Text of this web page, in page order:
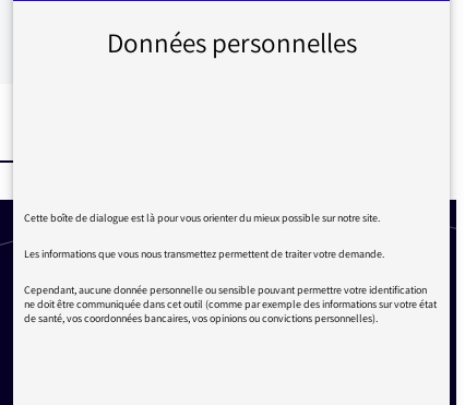
Données personnelles
Cette boîte de dialogue est là pour vous orienter du mieux possible sur notre site.
Les informations que vous nous transmettez permettent de traiter votre demande.
Cependant, aucune donnée personnelle ou sensible pouvant permettre votre identification
ne doit être communiquée dans cet outil (comme par exemple des informations sur votre état
de santé, vos coordonnées bancaires, vos opinions ou convictions personnelles).